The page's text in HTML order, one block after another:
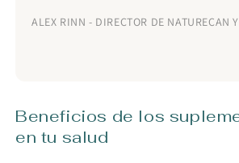
ALEX RINN - DIRECTOR DE NATURECAN
Beneficios de los
en tu salud